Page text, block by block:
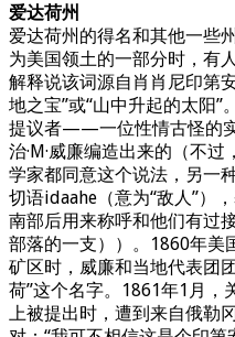
爱达荷州
爱达荷州的得名和其他一些
为美国领土的一部分时，有
解释说该词源自肖肖尼印第
地之宝”或“山中升起的太阳
提议者——一位性情古怪的
治·M·威廉编造出来的（不
学家都同意这个说法，另一
切语idaahe（意为“敌人”）
南部后用来称呼和他们有过
部落的一支））。1860年美
矿区时，威廉和当地代表团
荷”这个名字。1861年1月，
上被提出时，遭到来自俄勒